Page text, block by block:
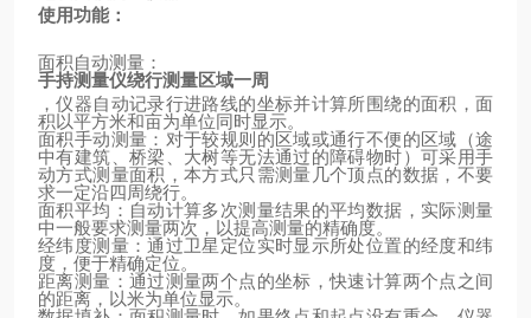
使用功能：
面积自动测量：
手持测量仪绕行测量区域一周
，仪器自动记录行进路线的坐标并计算所围绕的面积，面
积以平方米和亩为单位同时显示。
面积手动测量：对于较规则的区域或通行不便的区域（途
中有建筑、桥梁、大树等无法通过的障碍物时）可采用手
动方式测量面积，本方式只需测量几个顶点的数据，不要
求一定沿四周绕行。
面积平均：自动计算多次测量结果的平均数据，实际测量
中一般要求测量两次，以提高测量的精确度。
经纬度测量：通过卫星定位实时显示所处位置的经度和纬
度，便于精确定位。
距离测量：通过测量两个点的坐标，快速计算两个点之间
的距离，以米为单位显示。